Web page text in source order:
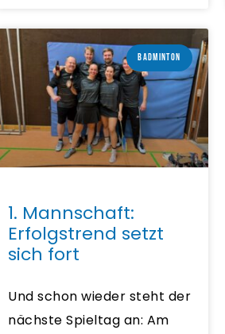
BADMINTON
1. Mannschaft:
Erfolgstrend setzt
sich fort
Und schon wieder steht der
nächste Spieltag an: Am